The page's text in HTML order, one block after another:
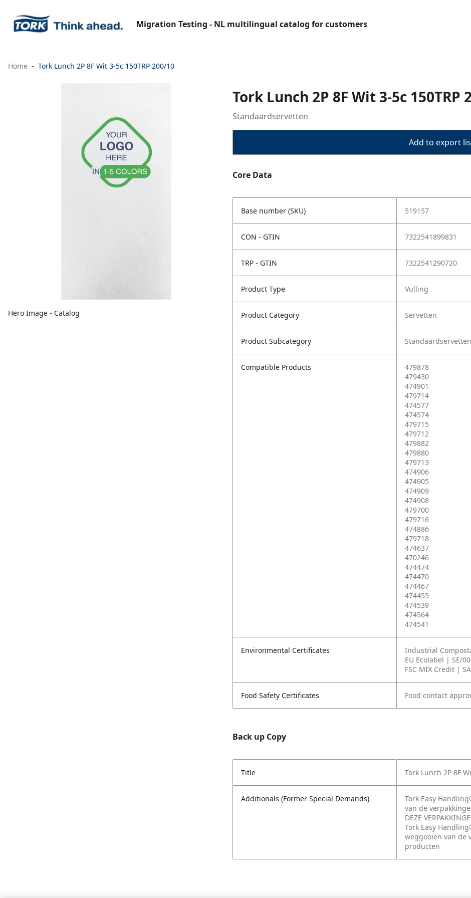
Migration Testing - NL multilingual catalog for customers
Home Tork Lunch 2P 8F Wit 3-5c 150TRP 200/10
Hero Image - Catalog
Tork Lunch 2P 8F Wit 3-5c 150TRP
Standaardservetten
Add to export
Core Data
Base number (SKU) 519157
CON - GTIN 7322541899831
TRP - GTIN 7322541290720
Product Type Vulling
Product Category Servetten
Product Subcategory Standaardservetten
Compatible Products
479878
479430
474901
479714
474577
474574
479715
479712
479882
479880
479713
474906
474905
474909
474908
479700
479716
474886
479718
474637
470246
474474
474470
474467
474455
474539
474564
474541
Environmental Certificates
Industrial
EU Ecolabel | SE/
FSC MIX Credit |
Food Safety Certificates Food contact
Back up Copy
Title Tork Lunch 2P 8F
Additionals (Former Special Demands)
Tork Easy
van de
DEZE
Tork Easy
weggooien van de
producten